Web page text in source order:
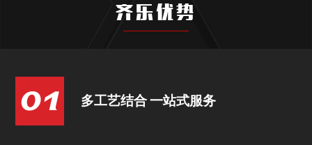
齐乐优势
多工艺结合 一站式服务